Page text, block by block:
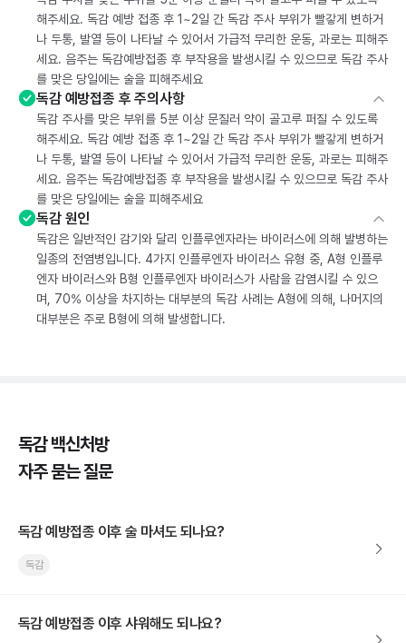
해주세요. 독감 예방 접종 후 1~2일 간 독감 주사 부위가 빨갛게 변하거
나 두통, 발열 등이 나타날 수 있어서 가급적 무리한 운동, 과로는 피해주
세요. 음주는 독감예방접종 후 부작용을 발생시킬 수 있으므로 독감 주사
를 맞은 당일에는 술을 피해주세요
독감 예방접종 후 주의사항
독감 주사를 맞은 부위를 5분 이상 문질러 약이 골고루 퍼질 수 있도록
해주세요. 독감 예방 접종 후 1~2일 간 독감 주사 부위가 빨갛게 변하거
나 두통, 발열 등이 나타날 수 있어서 가급적 무리한 운동, 과로는 피해주
세요. 음주는 독감예방접종 후 부작용을 발생시킬 수 있으므로 독감 주사
를 맞은 당일에는 술을 피해주세요
독감 원인
독감은 일반적인 감기와 달리 인플루엔자라는 바이러스에 의해 발병하는
일종의 전염병입니다. 4가지 인플루엔자 바이러스 유형 중, A형 인플루
엔자 바이러스와 B형 인플루엔자 바이러스가 사람을 감염시킬 수 있으
며, 70% 이상을 차지하는 대부분의 독감 사례는 A형에 의해, 나머지의
대부분은 주로 B형에 의해 발생합니다.
독감 백신처방
자주 묻는 질문
독감 예방접종 이후 술 마셔도 되나요?
독감
독감 예방접종 이후 샤워해도 되나요?